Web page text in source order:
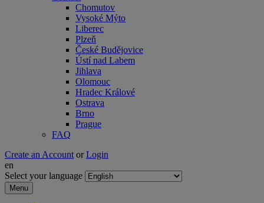
Chomutov
Vysoké Mýto
Liberec
Plzeň
České Budějovice
Ústí nad Labem
Jihlava
Olomouc
Hradec Králové
Ostrava
Brno
Prague
FAQ
Create an Account or Login
en
Select your language
Menu